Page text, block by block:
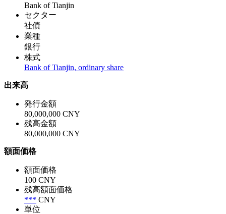
Bank of Tianjin
セクター
社債
業種
銀行
株式
Bank of Tianjin, ordinary share
出来高
発行金額
80,000,000 CNY
残高金額
80,000,000 CNY
額面価格
額面価格
100 CNY
残高額面価格
*** CNY
単位